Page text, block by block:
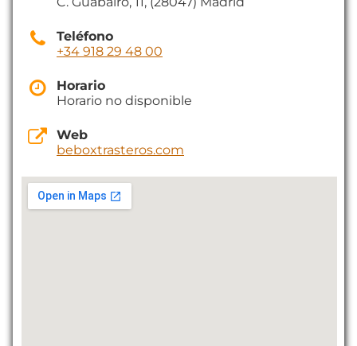
Teléfono
+34 918 29 48 00
Horario
Horario no disponible
Web
beboxtrasteros.com